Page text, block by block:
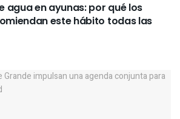
agua en ayunas: por qué los
este hábito todas las